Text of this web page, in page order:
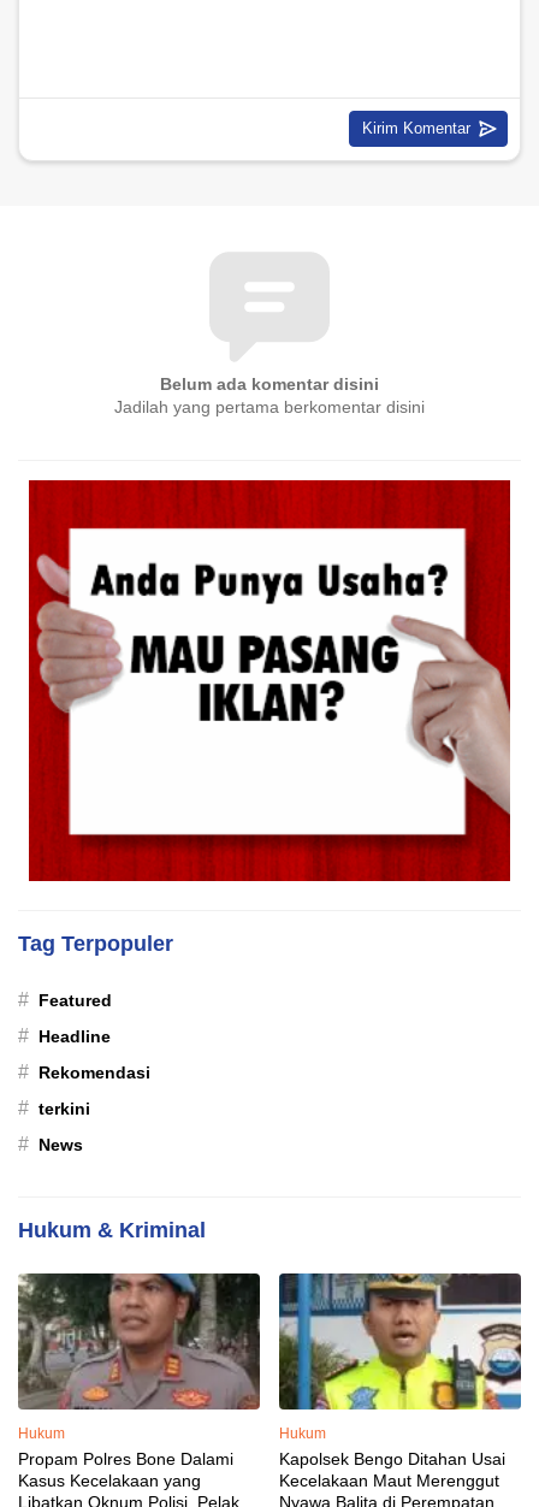
Belum ada komentar disini
Jadilah yang pertama berkomentar disini
Tag Terpopuler
# Featured
# Headline
# Rekomendasi
# terkini
# News
Hukum & Kriminal
Hukum
Propam Polres Bone Dalami
Kasus Kecelakaan yang
Libatkan Oknum Polisi, Pelaku
Hukum
Kapolsek Bengo Ditahan Usai
Kecelakaan Maut Merenggut
Nyawa Balita di Perempatan